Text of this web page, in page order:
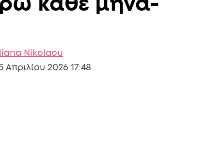
κάθε μήνα-
Nikolaou
Απριλίου 2026 17:48